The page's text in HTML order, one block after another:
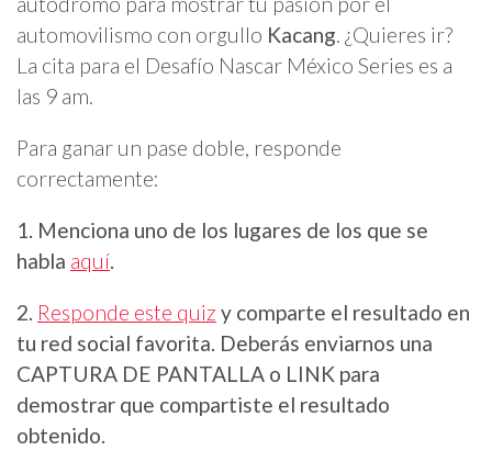
automovilismo con orgullo Kacang. ¿Quieres ir?
La cita para el Desafío Nascar México Series es a
las 9 am.
Para ganar un pase doble, responde
correctamente:
1. Menciona uno de los lugares de los que se
habla aquí.
2. Responde este quiz y comparte el resultado en
tu red social favorita. Deberás enviarnos una
CAPTURA DE PANTALLA o LINK para
demostrar que compartiste el resultado
obtenido.